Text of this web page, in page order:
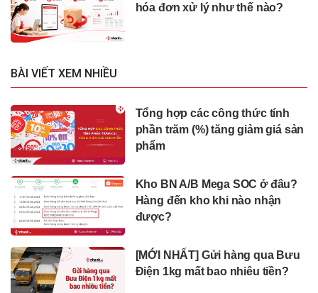
hóa đơn xử lý như thế nào?
BÀI VIẾT XEM NHIỀU
Tổng hợp các công thức tính
phần trăm (%) tăng giảm giá sản
phẩm
Kho BN A/B Mega SOC ở đâu?
Hàng đến kho khi nào nhận
được?
[MỚI NHẤT] Gửi hàng qua Bưu
Điện 1kg mất bao nhiêu tiền?